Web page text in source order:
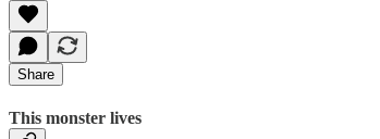
Share
This monster lives